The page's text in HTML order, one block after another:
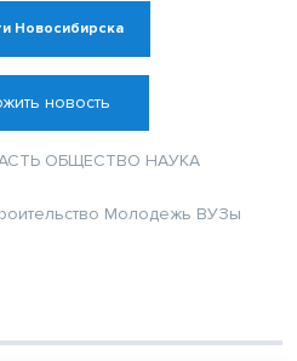
Новосибирска
новость
ОБЩЕСТВО НАУКА
Молодежь ВУЗы